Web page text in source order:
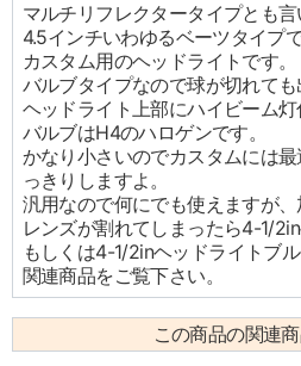
マルチリフレクタータイプとも言
4.5インチいわゆるベーツタイプ
カスタム用のヘッドライトです。
バルブタイプなので球が切れても
ヘッドライト上部にハイビーム灯
バルブはH4のハロゲンです。
かなり小さいのでカスタムには
っきりしますよ。
汎用なので何にでも使えますが、
レンズが割れてしまったら4-1/
もしくは4-1/2inヘッドライトブ
関連商品をご覧下さい。
この商品の関連